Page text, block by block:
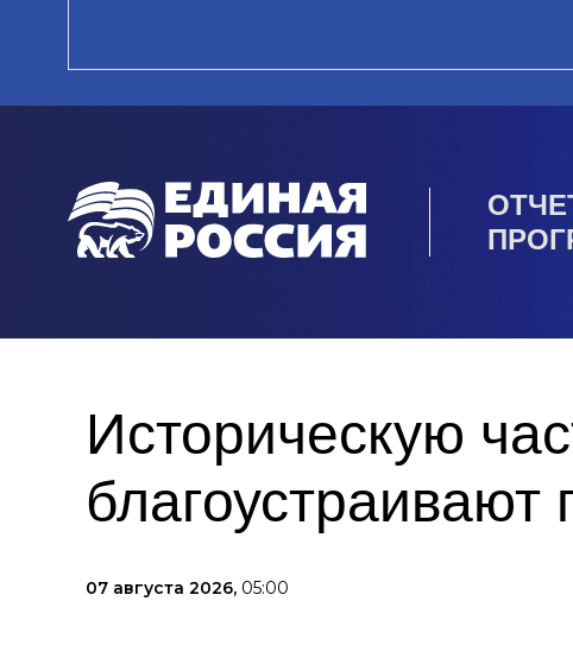
Историческую
благоустраивают
07 августа 2026, 05:00